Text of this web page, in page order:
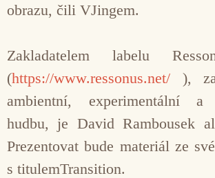
obrazu, čili VJingem.
Zakladatelem labelu
(https://www.ressonus.net/ ),
ambientní, experimentální a
hudbu, je David Rambousek
Prezentovat bude materiál ze
s titulemTransition.